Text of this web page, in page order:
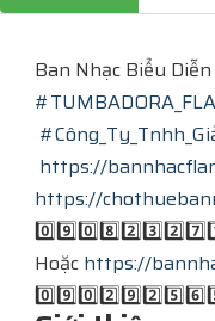
Ban Nhạc Biểu Diễn
https://
https://
Hoặc https://